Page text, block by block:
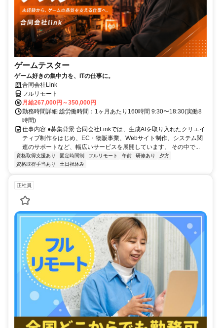
ゲームテスター
ゲーム好きの集中力を、ITの仕事に。
合同会社Link
フルリモート
月給267,000円～350,000円
勤務時間詳細 総労働時間：1ヶ月あたり160時間 9:30〜18:30(実働8
時間)
仕事内容 ●募集背景 合同会社Linkでは、生成AIを取り入れたクリエイ
ティブ制作をはじめ、EC・物販事業、Webサイト制作、システム関
連のサポートなど、幅広いサービスを展開しています。 その中で...
資格取得支援あり 固定時間制 フルリモート 午前 研修あり
夕方
資格取得手当あり
土日祝休み
正社員